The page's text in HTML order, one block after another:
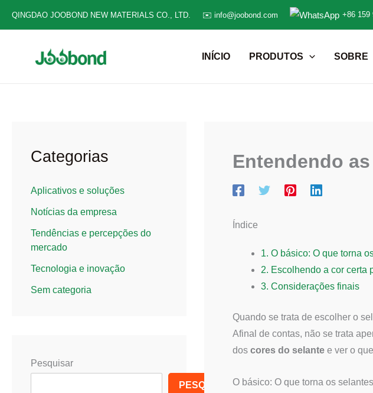
QINGDAO JOOBOND NEW MATERIALS CO., LTD. ✉️ info@joobond.com +86 159
INÍCIO PRODUTOS SOBRE
Categorias
Aplicativos e soluções
Notícias da empresa
Tendências e percepções do
mercado
Tecnologia e inovação
Sem categoria
Pesquisar
PESQUISAR
Entendendo
Índice
1. O básico: O que torna
2. Escolhendo a cor certa
3. Considerações finais
Quando se trata de escolher o
Afinal de contas, não se trata
dos cores do selante e ver o
O básico: O que torna os